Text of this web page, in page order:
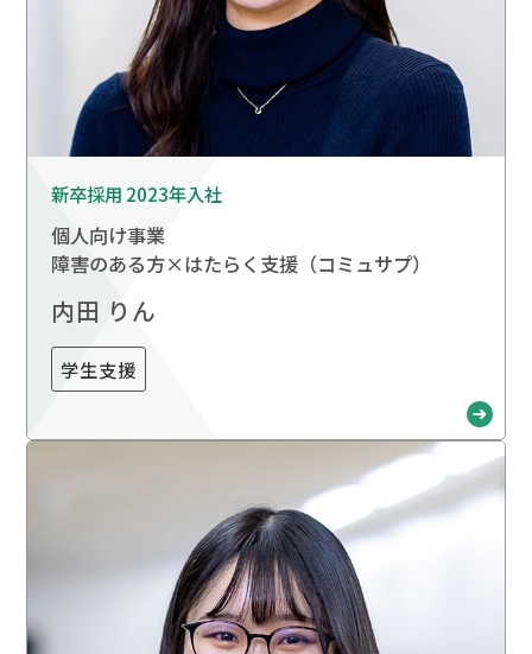
新卒採用 2023年入社
個人向け事業
障害のある方×はたらく支援（コミュサプ）
内田 りん
学生支援